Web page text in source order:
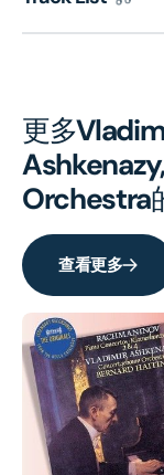
更多
Orchestra
查看更多